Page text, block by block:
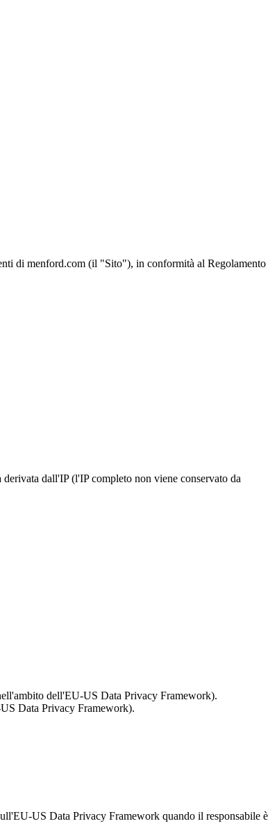
di menford.com (il "Sito"), in conformità al Regolamento
dall'IP (l'IP completo non viene conservato da
dell'EU-US Data Privacy Framework).
Data Privacy Framework).
US Data Privacy Framework quando il responsabile è